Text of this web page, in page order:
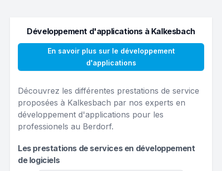
Développement d'applications à Kalkesbach
En savoir plus sur le développement
d'applications
Découvrez les différentes prestations de service
proposées à Kalkesbach par nos experts en
développement d'applications pour les
professionels au Berdorf.
Les prestations de services en développement
de logiciels